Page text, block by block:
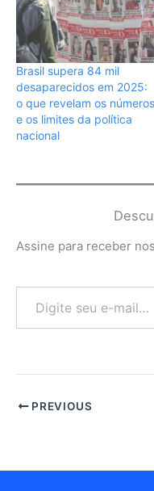
Brasil supera 84 mil
desaparecidos em 2025:
o que revelam os números
e os limites da política
nacional
Assine para receber
e-
PREVIOUS